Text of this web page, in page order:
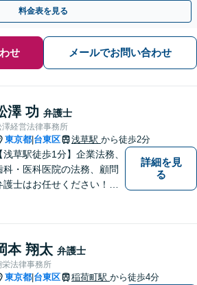
料金表を見る
せ メールでお問い合わせ
澤 功 弁護士
澤経営法律事務所
東京都 台東区 浅草駅 から徒歩2分
【浅草駅徒歩1分】企業法務、
科・医科医院の法務、顧問
護士はお任せください！労
詳細を見
る
本 翔太 弁護士
栄法律事務所
東京都 台東区 稲荷町駅 から徒歩4分